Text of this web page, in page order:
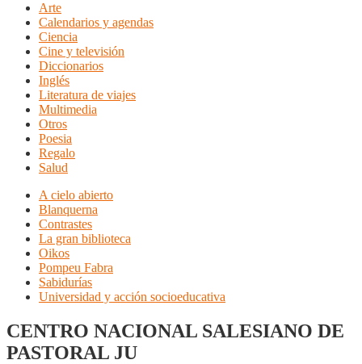
Arte
Calendarios y agendas
Ciencia
Cine y televisión
Diccionarios
Inglés
Literatura de viajes
Multimedia
Otros
Poesia
Regalo
Salud
A cielo abierto
Blanquerna
Contrastes
La gran biblioteca
Oikos
Pompeu Fabra
Sabidurías
Universidad y acción socioeducativa
CENTRO NACIONAL SALESIANO DE
PASTORAL JU